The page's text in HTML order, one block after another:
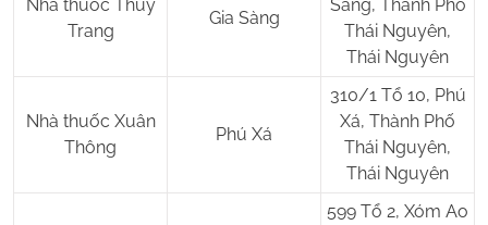
Nhà thuốc Thùy
Trang
Gia Sàng
Sàng, Thành Phố
Thái Nguyên,
Thái Nguyên
Nhà thuốc Xuân
Thông
Phú Xá
310/1 Tổ 10, Phú
Xá, Thành Phố
Thái Nguyên,
Thái Nguyên
599 Tổ 2, Xóm Ao